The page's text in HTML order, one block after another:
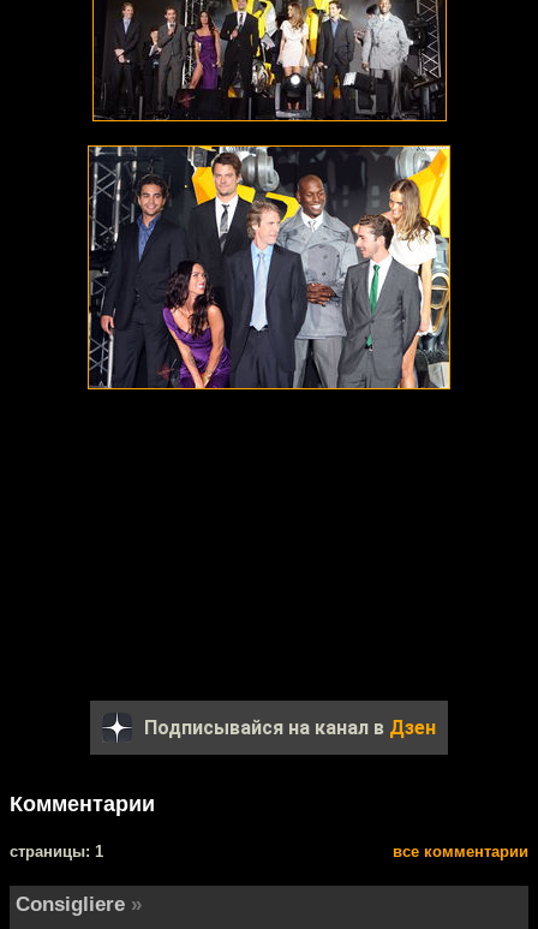
Подписывайся на канал в Дзен
Комментарии
cтраницы: 1 все комментарии
Consigliere »